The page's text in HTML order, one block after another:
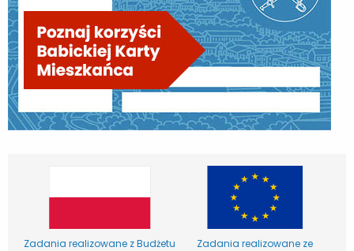
Zadania realizowane z Budżetu
Zadania realizowane ze